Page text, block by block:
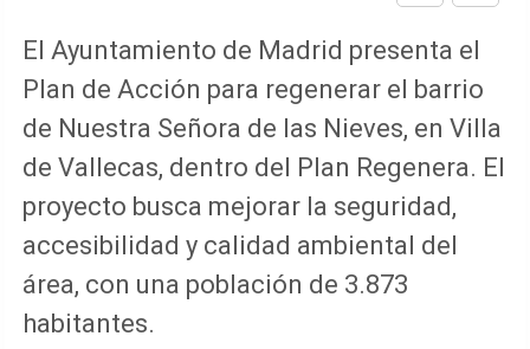
El Ayuntamiento de Madrid presenta el
Plan de Acción para regenerar el barrio
de Nuestra Señora de las Nieves, en Villa
de Vallecas, dentro del Plan Regenera. El
proyecto busca mejorar la seguridad,
accesibilidad y calidad ambiental del
área, con una población de 3.873
habitantes.